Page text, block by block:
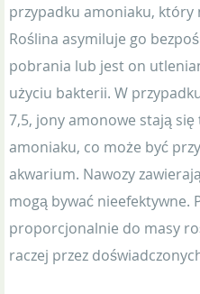
przypadku amoniaku, który
Roślina asymiluje go
pobrania lub jest on
użyciu bakterii. W
7,5, jony amonowe stają
amoniaku, co może być
akwarium. Nawozy
mogą bywać nieefektywne.
proporcjonalnie do masy
raczej przez